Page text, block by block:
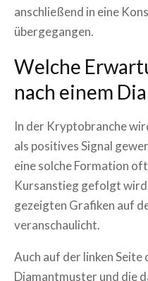
anschließend in eine
übergegangen.
Welche
nach einem
In der Kryptobranche
als positives Signal
eine solche Formation
Kursanstieg gefolgt
gezeigten Grafiken auf
veranschaulicht.
Auch auf der linken
Diamantmuster und die